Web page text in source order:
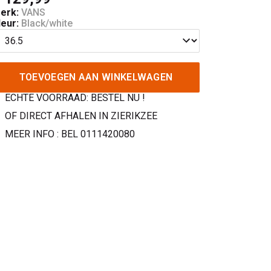
VANS
Black/white
TOEVOEGEN AAN WINKELWAGEN
ECHTE VOORRAAD: BESTEL NU !
OF DIRECT AFHALEN IN ZIERIKZEE
MEER INFO : BEL 0111420080